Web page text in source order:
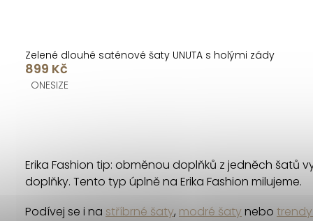
Zelené dlouhé saténové šaty UNUTA s holými zády
899 Kč
ONESIZE
l
á
Erika Fashion tip: obměnou doplňků z jedněch šatů
doplňky. Tento typ úplně na Erika Fashion milujeme.
Podívej se i na stříbrné šaty, modré šaty nebo